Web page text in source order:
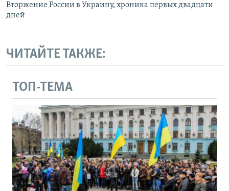
Вторжение России в Украину, хроника первых двадцати
дней
ЧИТАЙТЕ ТАКЖЕ:
ТОП-ТЕМА